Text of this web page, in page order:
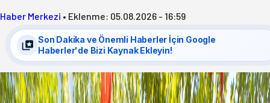
Haber Merkezi • Eklenme: 05.08.2026 - 16:59
Son Dakika ve Önemli Haberler İçin Google
Haberler'de Bizi Kaynak Ekleyin!